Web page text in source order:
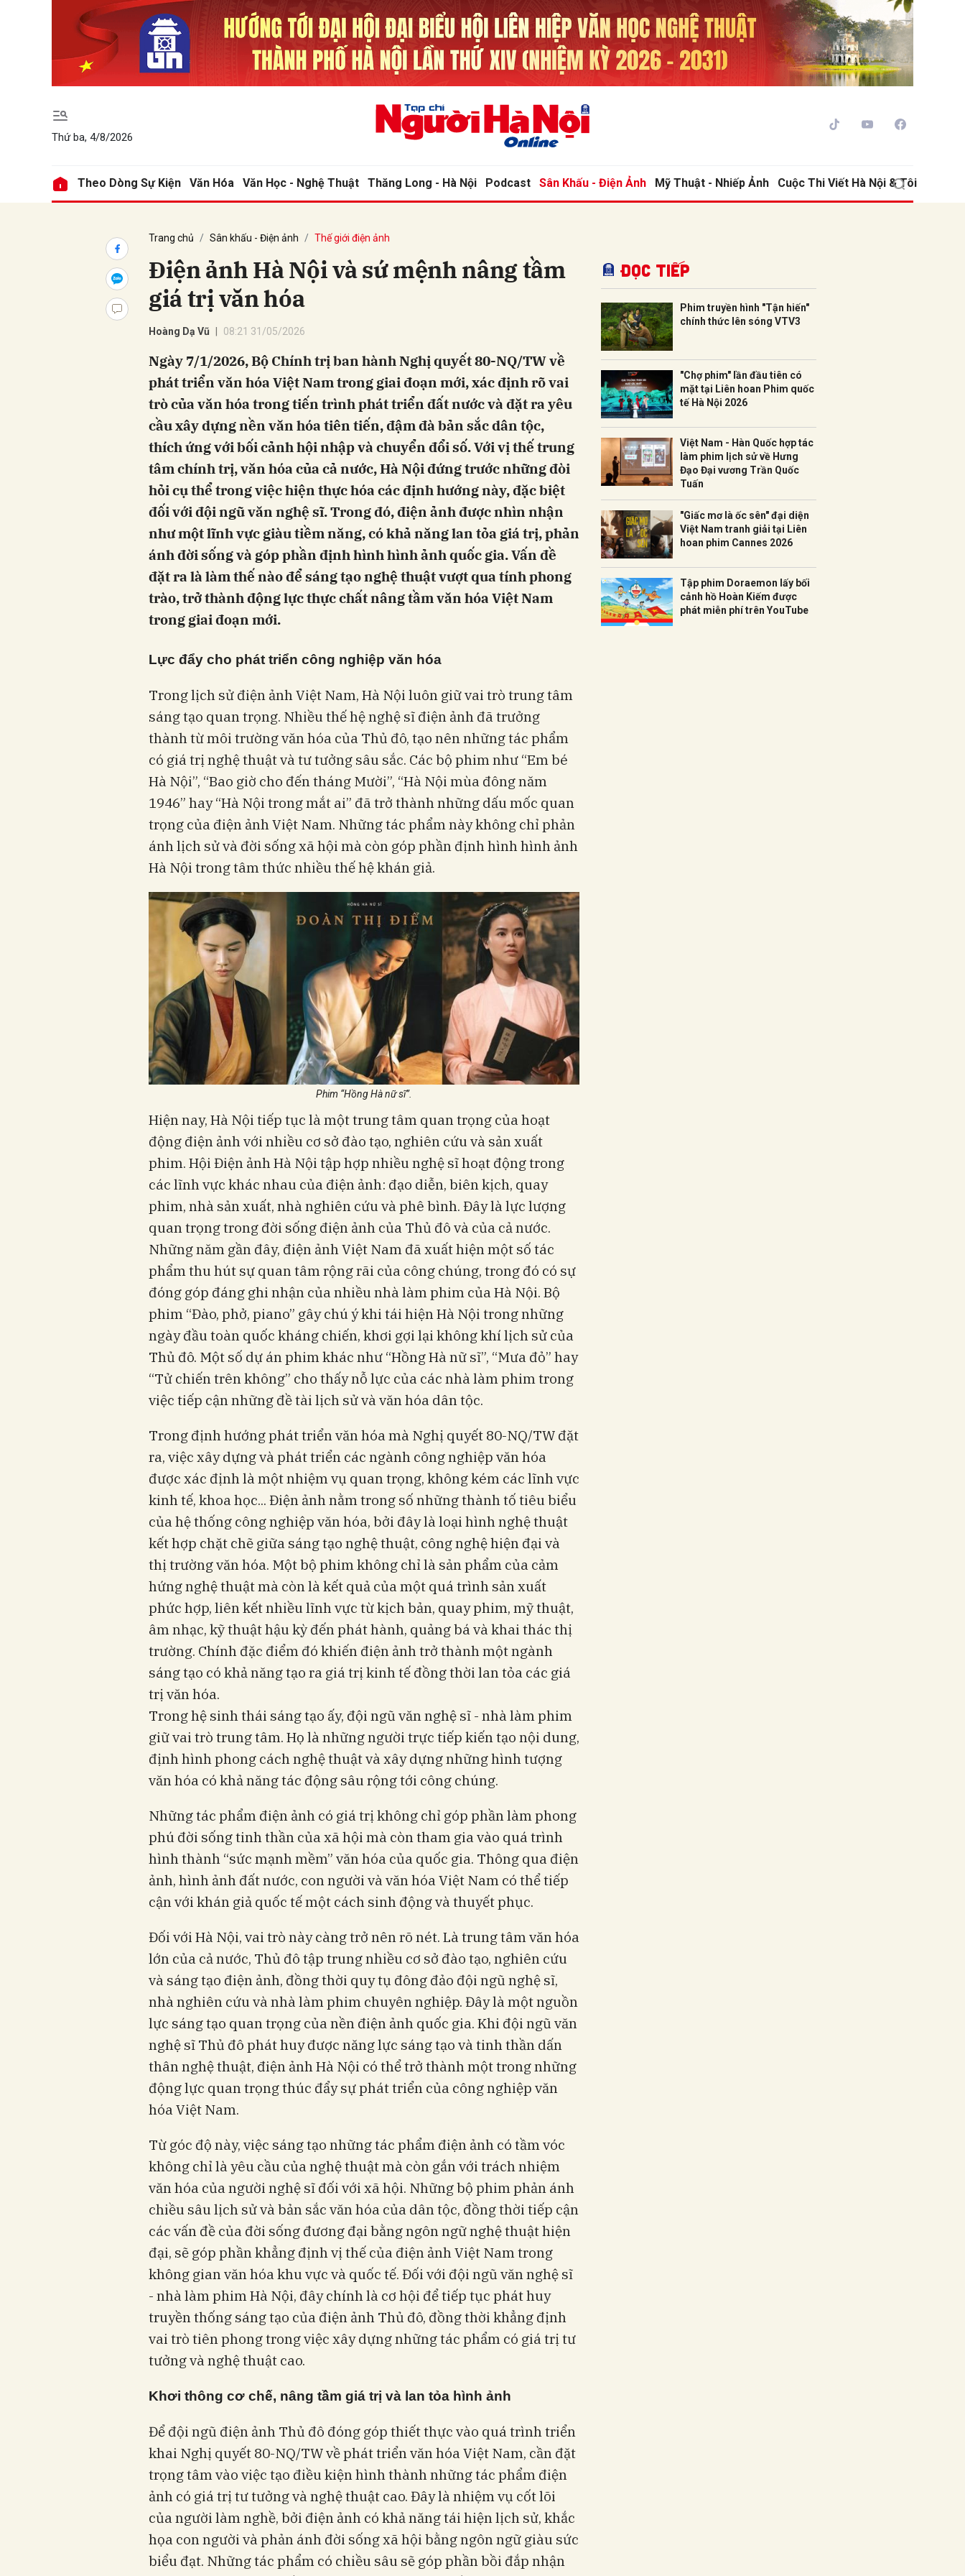
Thứ ba, 4/8/2026
Theo Dòng Sự Kiện Văn Hóa Văn Học - Nghệ Thuật Thăng Long - Hà Nội Podcast Sân Khấu - Điện Ảnh Mỹ Thuật - Nhiếp Ảnh Cuộc Thi Viết Hà Nội & Tôi
Trang chủ Sân khấu - Điện ảnh Thế giới điện ảnh
Điện ảnh Hà Nội và sứ mệnh nâng tầm
giá trị văn hóa
Hoàng Dạ Vũ 08:21 31/05/2026
Ngày 7/1/2026, Bộ Chính trị ban hành Nghị quyết 80-NQ/TW về
phát triển văn hóa Việt Nam trong giai đoạn mới, xác định rõ vai
trò của văn hóa trong tiến trình phát triển đất nước và đặt ra yêu
cầu xây dựng nền văn hóa tiên tiến, đậm đà bản sắc dân tộc,
thích ứng với bối cảnh hội nhập và chuyển đổi số. Với vị thế trung
tâm chính trị, văn hóa của cả nước, Hà Nội đứng trước những đòi
hỏi cụ thể trong việc hiện thực hóa các định hướng này, đặc biệt
đối với đội ngũ văn nghệ sĩ. Trong đó, điện ảnh được nhìn nhận
như một lĩnh vực giàu tiềm năng, có khả năng lan tỏa giá trị, phản
ánh đời sống và góp phần định hình hình ảnh quốc gia. Vấn đề
đặt ra là làm thế nào để sáng tạo nghệ thuật vượt qua tính phong
trào, trở thành động lực thực chất nâng tầm văn hóa Việt Nam
trong giai đoạn mới.
Lực đẩy cho phát triển công nghiệp văn hóa
Trong lịch sử điện ảnh Việt Nam, Hà Nội luôn giữ vai trò trung tâm
sáng tạo quan trọng. Nhiều thế hệ nghệ sĩ điện ảnh đã trưởng
thành từ môi trường văn hóa của Thủ đô, tạo nên những tác phẩm
có giá trị nghệ thuật và tư tưởng sâu sắc. Các bộ phim như “Em bé
Hà Nội”, “Bao giờ cho đến tháng Mười”, “Hà Nội mùa đông năm
1946” hay “Hà Nội trong mắt ai” đã trở thành những dấu mốc quan
trọng của điện ảnh Việt Nam. Những tác phẩm này không chỉ phản
ánh lịch sử và đời sống xã hội mà còn góp phần định hình hình ảnh
Hà Nội trong tâm thức nhiều thế hệ khán giả.
Phim “Hồng Hà nữ sĩ”.
Hiện nay, Hà Nội tiếp tục là một trung tâm quan trọng của hoạt
động điện ảnh với nhiều cơ sở đào tạo, nghiên cứu và sản xuất
phim. Hội Điện ảnh Hà Nội tập hợp nhiều nghệ sĩ hoạt động trong
các lĩnh vực khác nhau của điện ảnh: đạo diễn, biên kịch, quay
phim, nhà sản xuất, nhà nghiên cứu và phê bình. Đây là lực lượng
quan trọng trong đời sống điện ảnh của Thủ đô và của cả nước.
Những năm gần đây, điện ảnh Việt Nam đã xuất hiện một số tác
phẩm thu hút sự quan tâm rộng rãi của công chúng, trong đó có sự
đóng góp đáng ghi nhận của nhiều nhà làm phim của Hà Nội. Bộ
phim “Đào, phở, piano” gây chú ý khi tái hiện Hà Nội trong những
ngày đầu toàn quốc kháng chiến, khơi gợi lại không khí lịch sử của
Thủ đô. Một số dự án phim khác như “Hồng Hà nữ sĩ”, “Mưa đỏ” hay
“Tử chiến trên không” cho thấy nỗ lực của các nhà làm phim trong
việc tiếp cận những đề tài lịch sử và văn hóa dân tộc.
Trong định hướng phát triển văn hóa mà Nghị quyết 80-NQ/TW đặt
ra, việc xây dựng và phát triển các ngành công nghiệp văn hóa
được xác định là một nhiệm vụ quan trọng, không kém các lĩnh vực
kinh tế, khoa học... Điện ảnh nằm trong số những thành tố tiêu biểu
của hệ thống công nghiệp văn hóa, bởi đây là loại hình nghệ thuật
kết hợp chặt chẽ giữa sáng tạo nghệ thuật, công nghệ hiện đại và
thị trường văn hóa. Một bộ phim không chỉ là sản phẩm của cảm
hứng nghệ thuật mà còn là kết quả của một quá trình sản xuất
phức hợp, liên kết nhiều lĩnh vực từ kịch bản, quay phim, mỹ thuật,
âm nhạc, kỹ thuật hậu kỳ đến phát hành, quảng bá và khai thác thị
trường. Chính đặc điểm đó khiến điện ảnh trở thành một ngành
sáng tạo có khả năng tạo ra giá trị kinh tế đồng thời lan tỏa các giá
trị văn hóa.
Trong hệ sinh thái sáng tạo ấy, đội ngũ văn nghệ sĩ - nhà làm phim
giữ vai trò trung tâm. Họ là những người trực tiếp kiến tạo nội dung,
định hình phong cách nghệ thuật và xây dựng những hình tượng
văn hóa có khả năng tác động sâu rộng tới công chúng.
Những tác phẩm điện ảnh có giá trị không chỉ góp phần làm phong
phú đời sống tinh thần của xã hội mà còn tham gia vào quá trình
hình thành “sức mạnh mềm” văn hóa của quốc gia. Thông qua điện
ảnh, hình ảnh đất nước, con người và văn hóa Việt Nam có thể tiếp
cận với khán giả quốc tế một cách sinh động và thuyết phục.
Đối với Hà Nội, vai trò này càng trở nên rõ nét. Là trung tâm văn hóa
lớn của cả nước, Thủ đô tập trung nhiều cơ sở đào tạo, nghiên cứu
và sáng tạo điện ảnh, đồng thời quy tụ đông đảo đội ngũ nghệ sĩ,
nhà nghiên cứu và nhà làm phim chuyên nghiệp. Đây là một nguồn
lực sáng tạo quan trọng của nền điện ảnh quốc gia. Khi đội ngũ văn
nghệ sĩ Thủ đô phát huy được năng lực sáng tạo và tinh thần dấn
thân nghệ thuật, điện ảnh Hà Nội có thể trở thành một trong những
động lực quan trọng thúc đẩy sự phát triển của công nghiệp văn
hóa Việt Nam.
Từ góc độ này, việc sáng tạo những tác phẩm điện ảnh có tầm vóc
không chỉ là yêu cầu của nghệ thuật mà còn gắn với trách nhiệm
văn hóa của người nghệ sĩ đối với xã hội. Những bộ phim phản ánh
chiều sâu lịch sử và bản sắc văn hóa của dân tộc, đồng thời tiếp cận
các vấn đề của đời sống đương đại bằng ngôn ngữ nghệ thuật hiện
đại, sẽ góp phần khẳng định vị thế của điện ảnh Việt Nam trong
không gian văn hóa khu vực và quốc tế. Đối với đội ngũ văn nghệ sĩ
- nhà làm phim Hà Nội, đây chính là cơ hội để tiếp tục phát huy
truyền thống sáng tạo của điện ảnh Thủ đô, đồng thời khẳng định
vai trò tiên phong trong việc xây dựng những tác phẩm có giá trị tư
tưởng và nghệ thuật cao.
Khơi thông cơ chế, nâng tầm giá trị và lan tỏa hình ảnh
Để đội ngũ điện ảnh Thủ đô đóng góp thiết thực vào quá trình triển
khai Nghị quyết 80-NQ/TW về phát triển văn hóa Việt Nam, cần đặt
trọng tâm vào việc tạo điều kiện hình thành những tác phẩm điện
ảnh có giá trị tư tưởng và nghệ thuật cao. Đây là nhiệm vụ cốt lõi
của người làm nghề, bởi điện ảnh có khả năng tái hiện lịch sử, khắc
họa con người và phản ánh đời sống xã hội bằng ngôn ngữ giàu sức
biểu đạt. Những tác phẩm có chiều sâu sẽ góp phần bồi đắp nhận
Đọc tiếp
Phim truyền hình "Tận hiến"
chính thức lên sóng VTV3
"Chợ phim" lần đầu tiên có
mặt tại Liên hoan Phim quốc
tế Hà Nội 2026
Việt Nam - Hàn Quốc hợp tác
làm phim lịch sử về Hưng
Đạo Đại vương Trần Quốc
Tuấn
"Giấc mơ là ốc sên" đại diện
Việt Nam tranh giải tại Liên
hoan phim Cannes 2026
Tập phim Doraemon lấy bối
cảnh hồ Hoàn Kiếm được
phát miễn phí trên YouTube
Gửi bình luận